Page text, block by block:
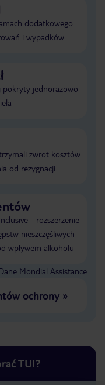
dodatkowego
i wypadków
pokryty jednorazowo
zwrot kosztów
od rezygnacji
- rozszerzenie
nieszczęśliwych
wpływem alkoholu
Mondial Assistance
ochrony»
TUI?